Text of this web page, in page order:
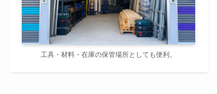
工具・材料・在庫の保管場所としても便利。